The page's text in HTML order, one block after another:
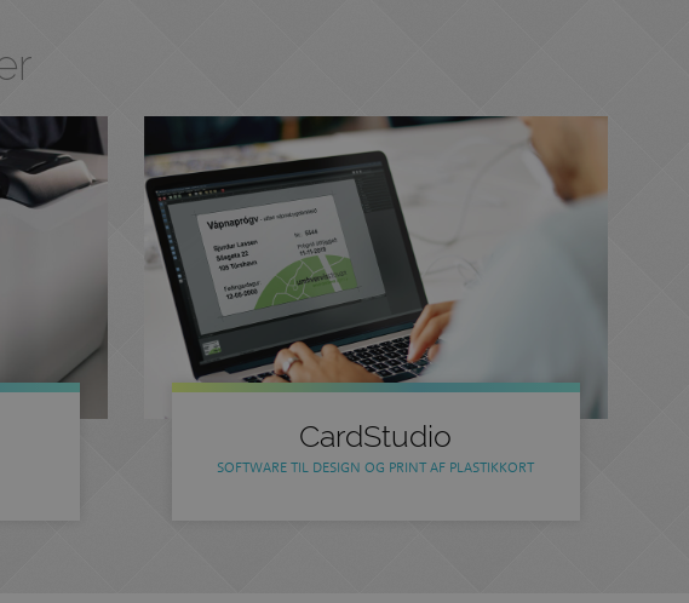
CardStudio
SOFTWARE TIL DESIGN OG PRINT AF PLASTIKKORT